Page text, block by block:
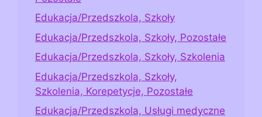
Edukacja/Przedszkola, Szkoły
Edukacja/Przedszkola, Szkoły, Pozostałe
Edukacja/Przedszkola, Szkoły, Szkolenia
Edukacja/Przedszkola, Szkoły,
Szkolenia, Korepetycje, Pozostałe
Edukacja/Przedszkola, Usługi medyczne